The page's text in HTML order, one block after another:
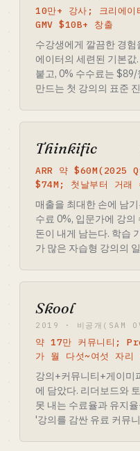
10만+ 강사; 크리에
GMV $10B+ 창출
수강생에게 깔끔한 경
에이터의 세련된 기본
붙고, 0% 수수료는
만드는 첫 강의의 표준
Thinkific
ARR 약 $60M(2025
$74M; 첫날부터 거래
매출을 최대한 손에 남
수료 0%, 입문가에 강의
돈이 내게 남는다. 학습
가 많은 자습형 강의의
Skool
2019 · 비공개(SAM
약 17만 커뮤니티;
가 월 다섯~여섯 자리
강의+커뮤니티+게이미
에 담았다. 리더보드와
못 내는 수료율과 유지
'강의를 감싼 유료 커뮤